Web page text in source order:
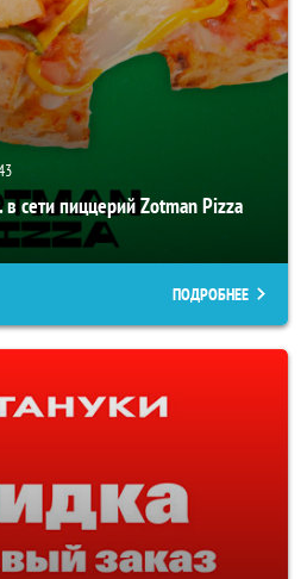
сети пиццерий Zotman Pizza
ПОДРОБНЕЕ